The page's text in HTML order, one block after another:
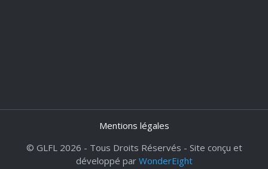
Mentions légales
© GLFL 2026 - Tous Droits Réservés - Site conçu et
développé par WonderEight